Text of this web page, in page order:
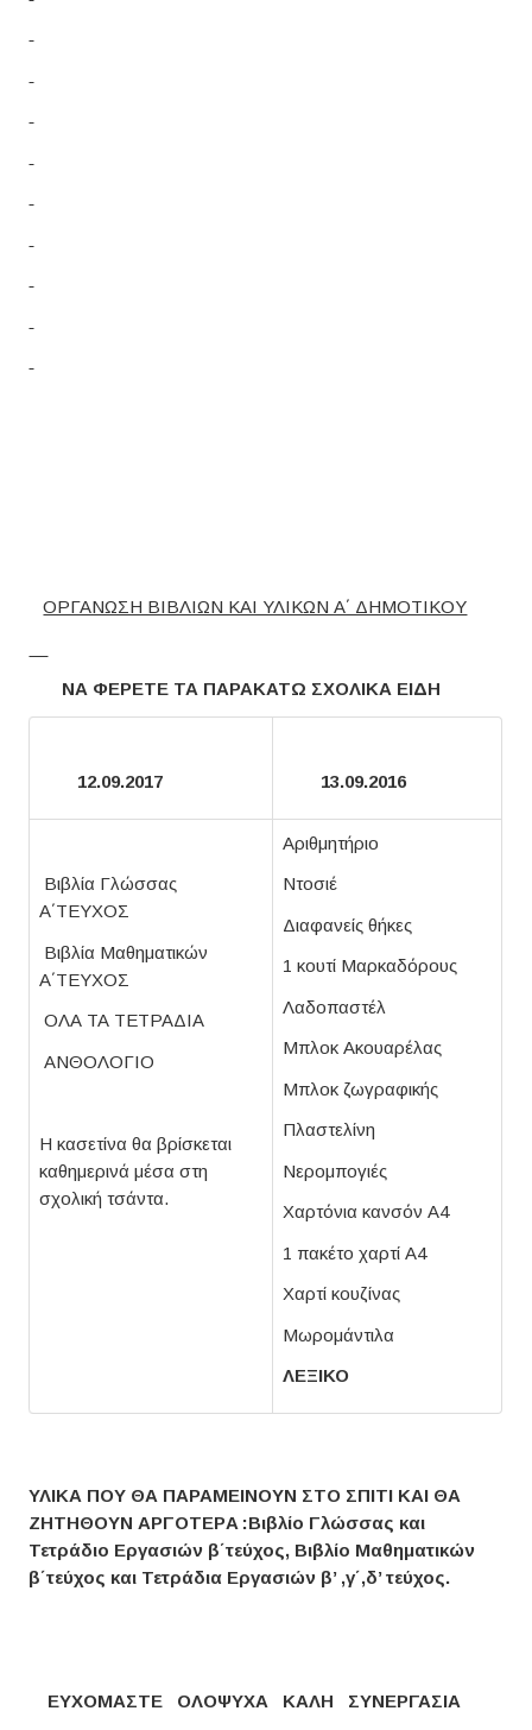
ΟΡΓΑΝΩΣΗ ΒΙΒΛΙΩΝ ΚΑΙ ΥΛΙΚΩΝ Α΄ ΔΗΜΟΤΙΚΟΥ
ΝΑ ΦΕΡΕΤΕ TA ΠΑΡΑΚΑΤΩ ΣΧΟΛΙΚΑ ΕΙΔΗ
12.09.2017 13.09.2016
Βιβλία Γλώσσας
Α΄ΤΕΥΧΟΣ
Βιβλία Μαθηματικών
Α΄ΤΕΥΧΟΣ
ΟΛΑ ΤΑ ΤΕΤΡΑΔΙΑ
ΑΝΘΟΛΟΓΙΟ
Η κασετίνα θα βρίσκεται
καθημερινά μέσα στη
σχολική τσάντα.
Αριθμητήριο
Ντοσιέ
Διαφανείς θήκες
1 κουτί Μαρκαδόρους
Λαδοπαστέλ
Μπλοκ Ακουαρέλας
Μπλοκ ζωγραφικής
Πλαστελίνη
Νερομπογιές
Χαρτόνια κανσόν A4
1 πακέτο χαρτί Α4
Χαρτί κουζίνας
Μωρομάντιλα
ΛΕΞΙΚΟ
ΥΛΙΚΑ ΠΟΥ ΘΑ ΠΑΡΑΜΕΙΝΟΥΝ ΣΤΟ ΣΠΙΤΙ ΚΑΙ ΘΑ
ΖΗΤΗΘΟΥΝ ΑΡΓΟΤΕΡA :Bιβλίο Γλώσσας και
Τετράδιο Εργασιών β΄τεύχος, Βιβλίο Μαθηματικών
β΄τεύχος και Τετράδια Εργασιών β’ ,γ΄,δ’ τεύχος.
ΕΥΧΟΜΑΣΤΕ ΟΛΟΨΥΧΑ ΚΑΛΗ ΣΥΝΕΡΓΑΣΙΑ